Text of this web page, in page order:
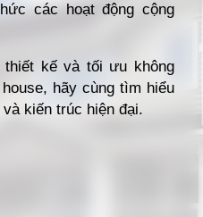
các hoạt động cộng
kế và tối ưu không
hãy cùng tìm hiểu
kiến trúc hiện đại.